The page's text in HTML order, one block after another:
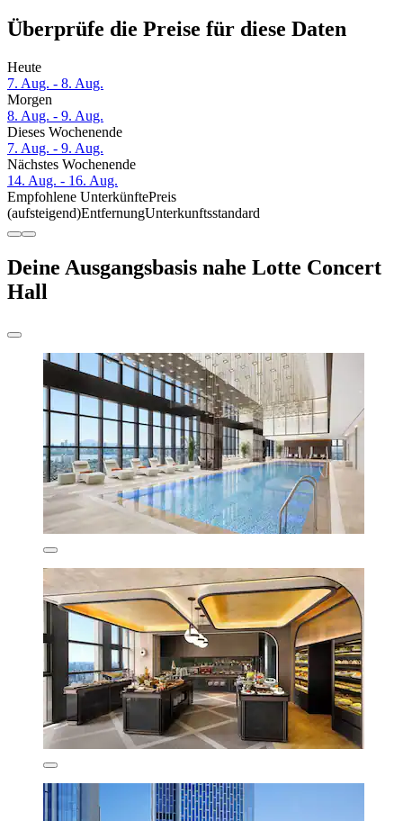
Überprüfe die Preise für diese Daten
Heute
7. Aug. - 8. Aug.
Morgen
8. Aug. - 9. Aug.
Dieses Wochenende
7. Aug. - 9. Aug.
Nächstes Wochenende
14. Aug. - 16. Aug.
Empfohlene UnterkünftePreis
(aufsteigend)EntfernungUnterkunftsstandard
Deine Ausgangsbasis nahe Lotte Concert
Hall